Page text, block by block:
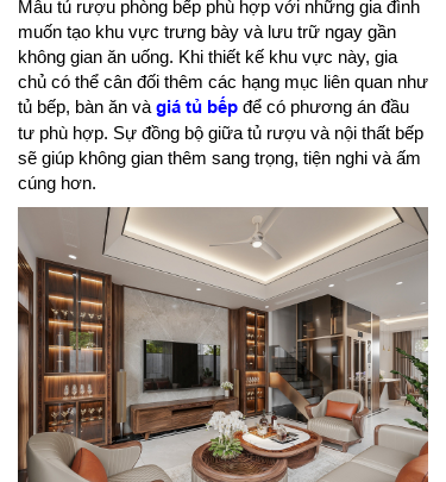
Mẫu tủ rượu phòng bếp phù hợp với những gia đình
muốn tạo khu vực trưng bày và lưu trữ ngay gần
không gian ăn uống. Khi thiết kế khu vực này, gia
chủ có thể cân đối thêm các hạng mục liên quan như
tủ bếp, bàn ăn và giá tủ bếp để có phương án đầu
tư phù hợp. Sự đồng bộ giữa tủ rượu và nội thất bếp
sẽ giúp không gian thêm sang trọng, tiện nghi và ấm
cúng hơn.